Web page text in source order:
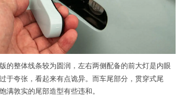
的整体线条较为圆润，左右两侧配备的前大灯是内眼
于夸张，看起来有点诡异。而车尾部分，贯穿式尾
满敦实的尾部造型有些违和。